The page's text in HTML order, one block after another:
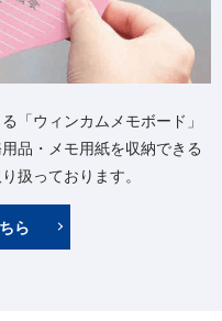
「ウィンカムメモボード」
品・メモ用紙を収納できる
扱っております。
ら